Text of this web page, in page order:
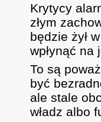
Krytycy
złym
będzie żył
wpłynąć na
To są
być
ale stale
władz albo